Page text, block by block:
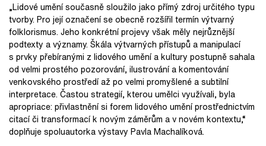
„Lidové umění současně sloužilo jako přímý zdroj určitého typu
tvorby. Pro její označení se obecně rozšířil termín výtvarný
folklorismus. Jeho konkrétní projevy však měly nejrůznější
podtexty a významy. Škála výtvarných přístupů a manipulací
s prvky přebíranými z lidového umění a kultury postupně sahala
od velmi prostého pozorování, ilustrování a komentování
venkovského prostředí až po velmi promyšlené a subtilní
interpretace. Častou strategií, kterou umělci využívali, byla
apropriace: přivlastnění si forem lidového umění prostřednictvím
citací či transformací k novým záměrům a v novém kontextu,“
doplňuje spoluautorka výstavy Pavla Machalíková.